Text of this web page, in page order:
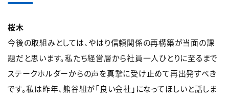
桜木
今後の取組みとしては、やはり信頼関係の再構築が当面の課
題だと思います。私たち経営層から社員一人ひとりに至るまで
ステークホルダーからの声を真摯に受け止めて再出発すべき
です。私は昨年、熊谷組が「良い会社」になってほしいと話しま